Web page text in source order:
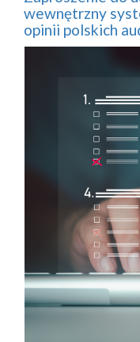
wewnętrzny
opinii polskich